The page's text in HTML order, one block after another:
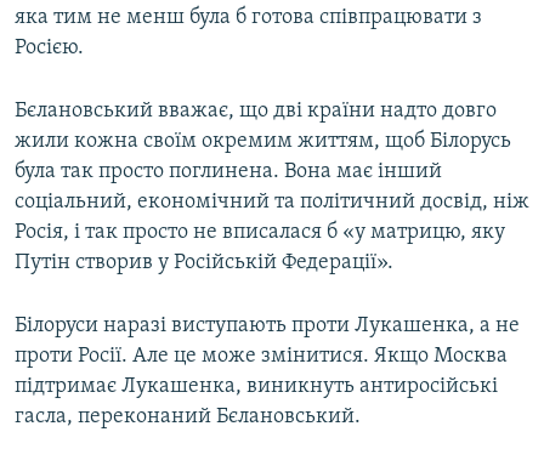
яка тим не менш була б готова співпрацювати з
Росією.
Бєлановський вважає, що дві країни надто довго
жили кожна своїм окремим життям, щоб Білорусь
була так просто поглинена. Вона має інший
соціальний, економічний та політичний досвід, ніж
Росія, і так просто не вписалася б «у матрицю, яку
Путін створив у Російській Федерації».
Білоруси наразі виступають проти Лукашенка, а не
проти Росії. Але це може змінитися. Якщо Москва
підтримає Лукашенка, виникнуть антиросійські
гасла, переконаний Бєлановський.